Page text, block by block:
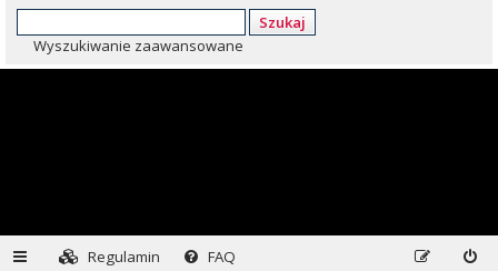
Szukaj
Wyszukiwanie zaawansowane
Regulamin
FAQ